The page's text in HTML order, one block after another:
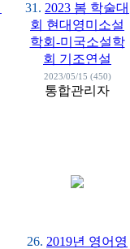
31. 2023 봄 학술대
회 현대영미소설
학회-미국소설학
회 기조연설
2023/05/15 (450)
통합관리자
26. 2019년 영어영